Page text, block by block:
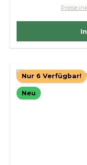
Preise
Nur 6 Verfügbar!
Neu